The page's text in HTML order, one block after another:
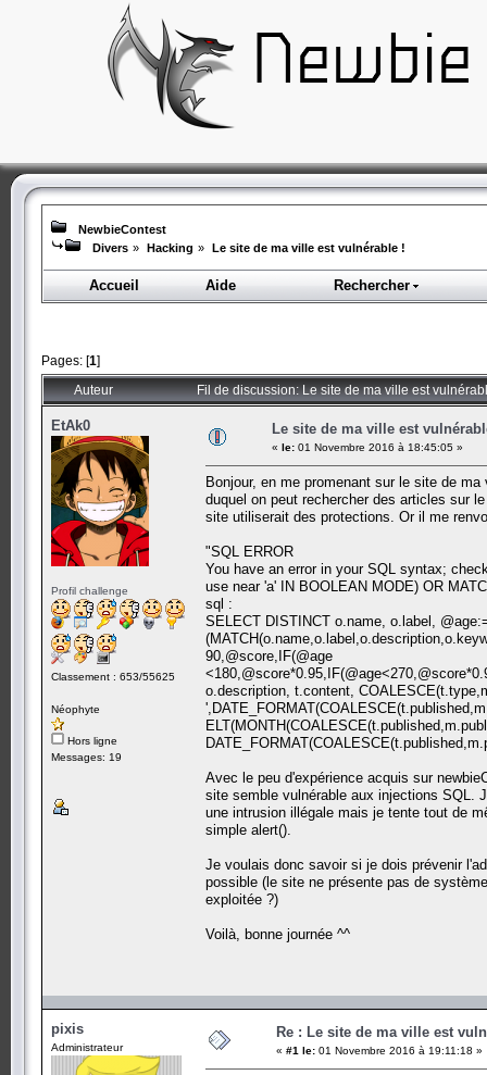
NewbieContest
Divers » Hacking » Le site de ma ville est vulnérable !
Accueil Aide Rechercher
Pages: [1]
Auteur Fil de discussion: Le site de ma ville est
EtAk0
Profil challenge
Classement : 653/55625
Néophyte
Hors ligne
Messages: 19
Le site de ma ville est
« le: 01 Novembre 2016 à 18:45:05 »
Bonjour, en me promenant sur le site de
duquel on peut rechercher des articles sur
site utiliserait des protections. Or il me
"SQL ERROR
You have an error in your SQL syntax;
use near 'a' IN BOOLEAN MODE) OR
sql :
SELECT DISTINCT o.name, o.label,
90,@score,IF(@age
o.description, t.content,
Avec le peu d'expérience acquis sur
site semble vulnérable aux injections SQL.
une intrusion illégale mais je tente tout de
simple alert().
Je voulais donc savoir si je dois prévenir
possible (le site ne présente pas de
exploitée ?)
Voilà, bonne journée ^^
pixis
Administrateur
Re : Le site de ma ville est
« #1 le: 01 Novembre 2016 à 19:11:18 »